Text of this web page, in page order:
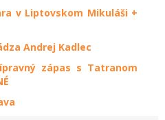
v Liptovskom Mikuláši +
Andrej Kadlec
zápas s Tatranom